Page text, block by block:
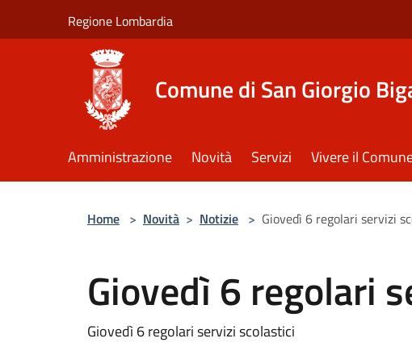
Regione Lombardia
Comune di San Giorgio
Amministrazione Novità Servizi Vivere il
Home > Novità > Notizie > Giovedì 6 regolari servizi
Giovedì 6 regolari
Giovedì 6 regolari servizi scolastici